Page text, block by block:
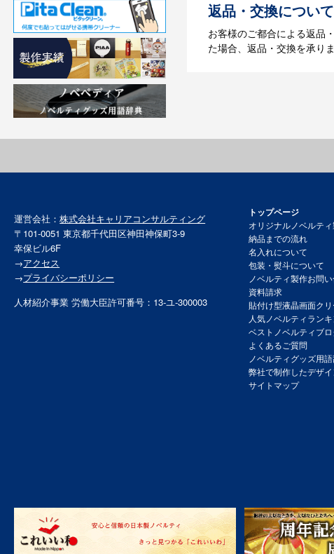
返品・交換について
お客様のご都合による返品
た場合、返品・交換を承りま
運営会社：株式会社キャリアコンサルティング
〒101-0051 東京都千代田区神田神保町3-9
幸保ビル6F
→アクセス
→プライバシーポリシー
人材紹介事業 労働大臣許可番号：13-ユ-300003
トップページ
オリジナルノベルテ
納品までの流れ
名入れについて
包装・熨斗について
ノベルティ製作お問
資料請求
貼付け型液晶画面ク
人気ノベルティラン
ベストノベルティブ
よくあるご質問
ノベルティグッズ用
弊社で制作したデザ
サイトマップ